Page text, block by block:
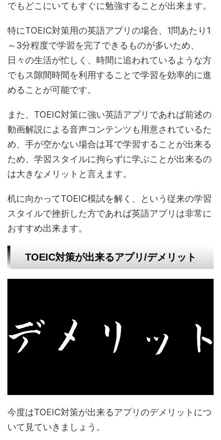
でもどこにいてもすぐに勉強することが出来ます。
特にTOEIC対策用の英語アプリの場合、1問あたり1
～3分程度で学習を完了できるものが多いため、
日々の生活が忙しく、時間に追われているような方
でもス隙間時間を利用することで学習を効率的に進
めることが可能です。
また、TOEIC対策に強い英語アプリであれば前述の
動画解説による音声コンテンツも用意されているた
め、手が空かない場合は耳で学習することが出来る
ため、学習スタイルに拘らずに学ぶことが出来るの
は大きなメリットと言えます。
机に向かってTOEIC模試を解く、という従来の学習
スタイルで挫折した方であれば英語アプリは非常に
おすすめ出来ます。
TOEIC対策が出来るアプリ/デメリット
今度はTOEIC対策が出来るアプリのデメリットにつ
いて見ていきましょう。